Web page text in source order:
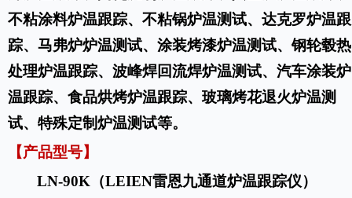
不粘涂料炉温跟踪、 不粘锅炉温测试、 达克罗炉温跟
踪、 马弗炉炉温测试、 涂装烤漆炉温测试、钢轮毂热
处理炉温跟踪、 波峰焊回流焊炉温测试、 汽车涂装炉
温跟踪、 食品烘烤炉温跟踪、 玻璃烤花退火炉温测
试、 特殊定制炉温测试等。
【产品型号】
LN-90K（LEIEN雷恩九通道炉温跟踪仪）